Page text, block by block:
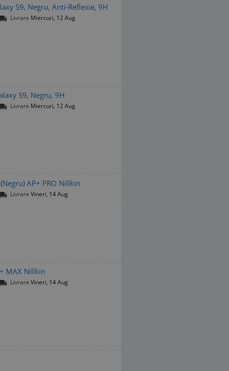
S9, Negru, Anti-Reflexie, 9H
Livrare Miercuri, 12 Aug
S9, Negru, 9H
Livrare Miercuri, 12 Aug
AP+ PRO Nillkin
Livrare Vineri, 14 Aug
MAX Nillkin
Livrare Vineri, 14 Aug